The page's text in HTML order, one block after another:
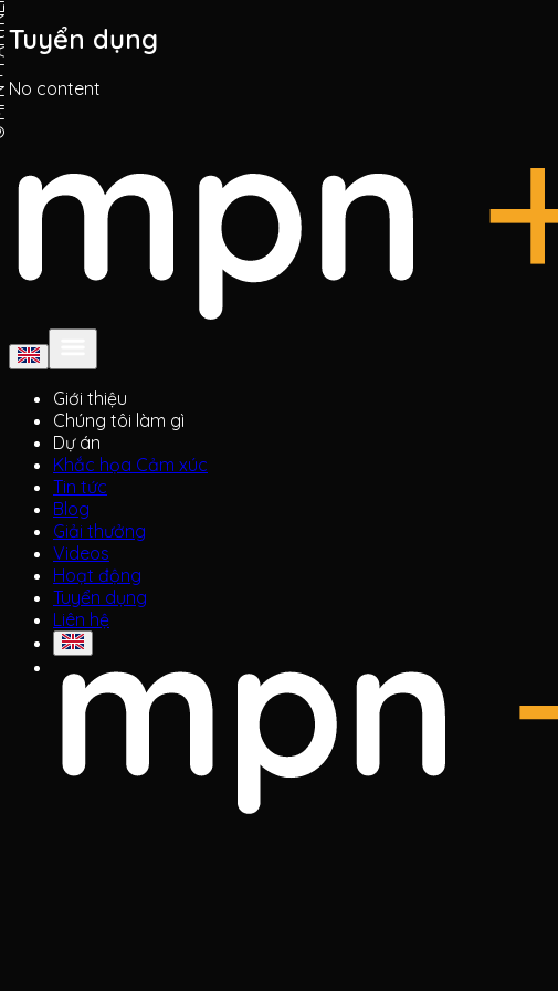
Tuyển dụng
No content
Giới thiệu
Chúng tôi làm gì
Dự án
Khắc họa Cảm xúc
Tin tức
Blog
Giải thưởng
Videos
Hoạt động
Tuyển dụng
Liên hệ